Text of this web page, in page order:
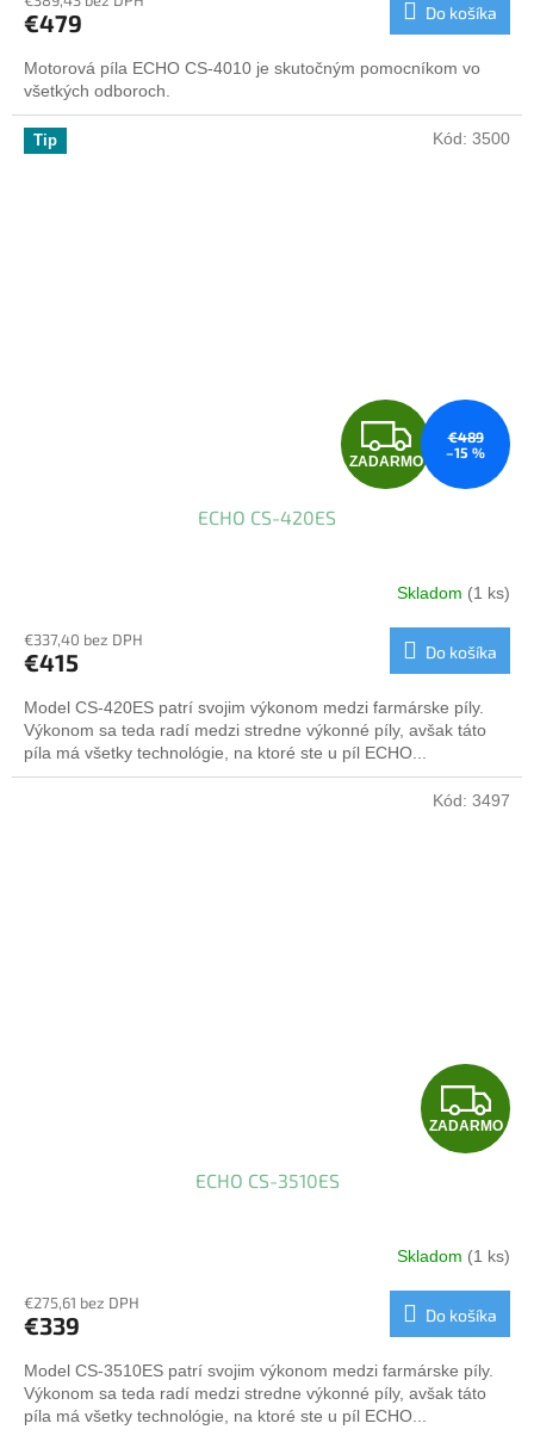
M
€479 Do košíka
Motorová píla ECHO CS-4010 je skutočným pomocníkom vo
všetkých odboroch.
Tip
Z
A
A
R
M
O
ZADARMO
€489
–15 %
ECHO CS-420ES
Skladom (1 ks)
€337,40 bez DPH
€415 Do košíka
Model CS-420ES patrí svojim výkonom medzi farmárske píly.
Výkonom sa teda radí medzi stredne výkonné píly, avšak táto
píla má všetky technológie, na ktoré ste u píl ECHO...
Kód: 3500
Z
A
A
R
M
ZADARMO
ECHO CS-3510ES
Skladom (1 ks)
€275,61 bez DPH
€339 Do košíka
Model CS-3510ES patrí svojim výkonom medzi farmárske píly.
Výkonom sa teda radí medzi stredne výkonné píly, avšak táto
píla má všetky technológie, na ktoré ste u píl ECHO...
Kód: 3497